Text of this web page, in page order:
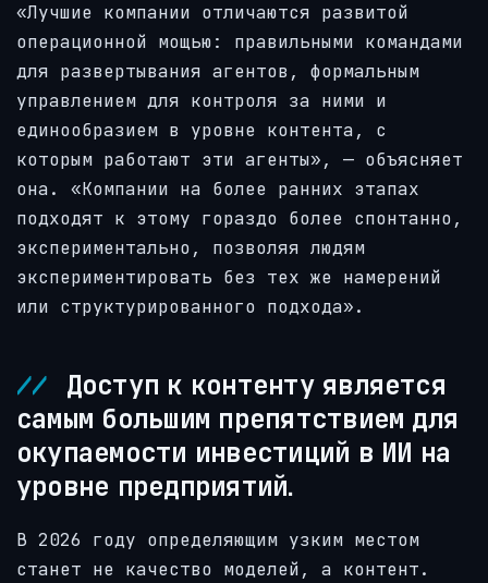
«Лучшие компании отличаются развитой
операционной мощью: правильными командами
для развертывания агентов, формальным
управлением для контроля за ними и
единообразием в уровне контента, с
которым работают эти агенты», — объясняет
она. «Компании на более ранних этапах
подходят к этому гораздо более спонтанно,
экспериментально, позволяя людям
экспериментировать без тех же намерений
или структурированного подхода».
Доступ к контенту является
самым большим препятствием для
окупаемости инвестиций в ИИ на
уровне предприятий.
В 2026 году определяющим узким местом
станет не качество моделей, а контент.